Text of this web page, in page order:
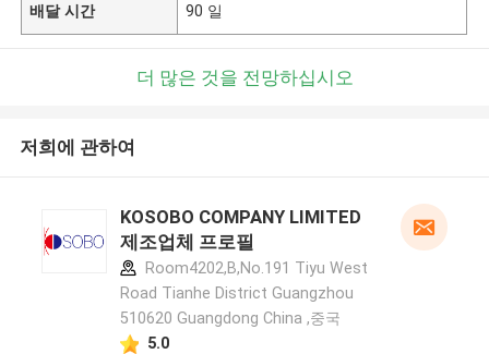
배달 시간 90 일
더 많은 것을 전망하십시오
저희에 관하여
KOSOBO COMPANY LIMITED
제조업체 프로필
Room4202,B,No.191 Tiyu West
Road Tianhe District Guangzhou
510620 Guangdong China ,중국
5.0